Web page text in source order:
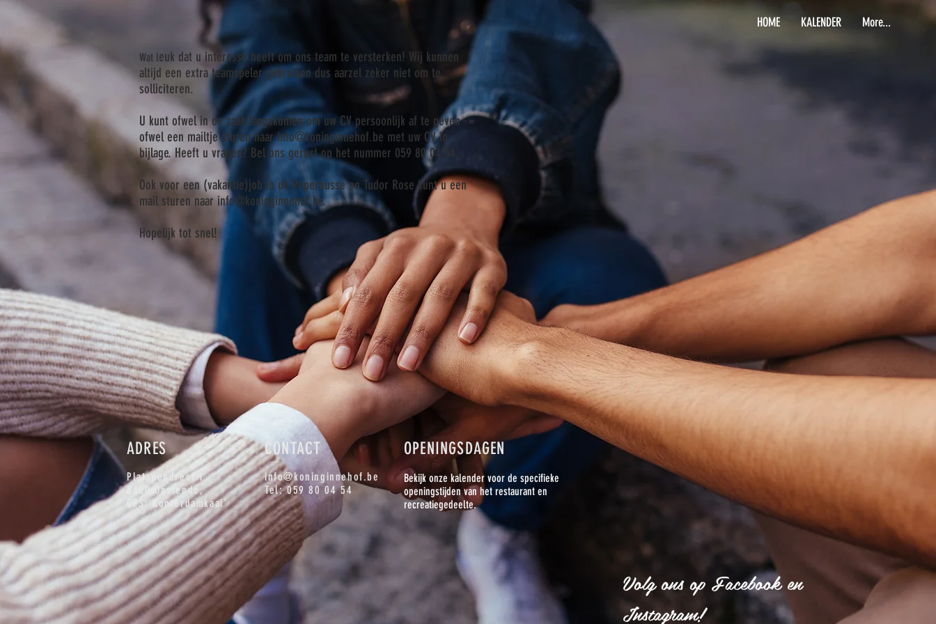
HOME KALENDER More...
Wat leuk dat u interesse heeft om ons team te versterken! Wij kunnen
altijd een extra teamspeler gebruiken dus aarzel zeker niet om te
solliciteren.
U kunt ofwel in de zaak langskomen om uw CV persoonlijk af te geven
ofwel een mailtje sturen naarinfo@koninginnehof.be met uw CV in
bijlage. Heeft u vragen? Bel ons gerust op het nummer 059 80 04 54.
Ook voor een (vakantie)job in de Peperbusse en Tudor Rose kunt u een
mail sturen naarinfo@koninginnehof.be.
Hopelijk tot snel!
ADRES
Platanendreef 1
8400 Oostende,
GPS:'Konterdamkaai'
CONTACT
info@koninginnehof.be
Tel: 059 80 04 54
OPENINGSDAGEN
Bekijk onze kalender voor de specifieke
openingstijden van het restaurant en
recreatiegedeelte.
Volg ons op Facebook en
Instagram!